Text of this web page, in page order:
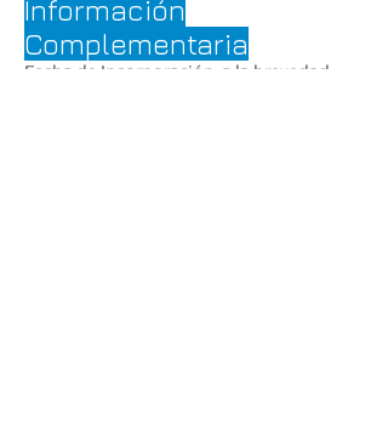
Información
Complementaria
Fecha de Incorporación a la brevedad .